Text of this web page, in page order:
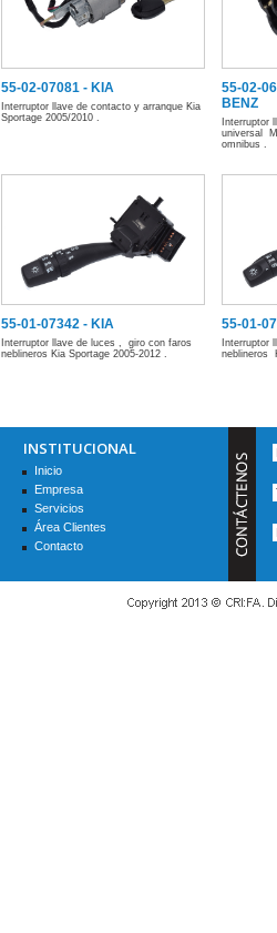
55-02-07081 - KIA
Interruptor llave de contacto y arranque Kia
Sportage 2005/2010 .
55-02-
BENZ
Interruptor
universal
omnibus .
55-01-07342 - KIA
Interruptor llave de luces , giro con faros
neblineros Kia Sportage 2005-2012 .
55-01-
Interruptor
neblineros
INSTITUCIONAL
Inicio
Empresa
Servicios
Área Clientes
Contacto